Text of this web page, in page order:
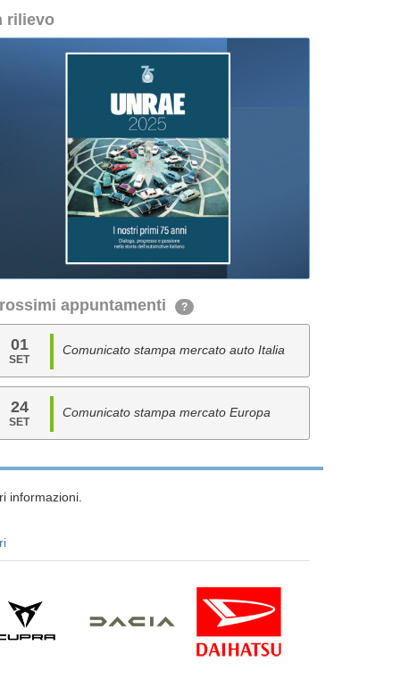
rilievo
appuntamenti ?
01
SET
Comunicato stampa mercato auto Italia
24
SET
Comunicato stampa mercato Europa
informazioni.